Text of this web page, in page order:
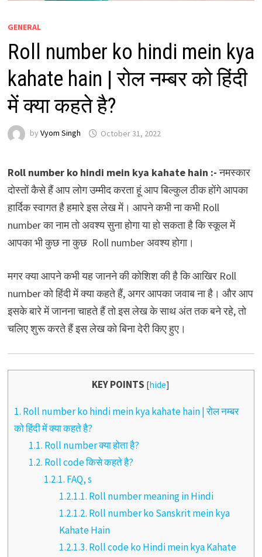
GENERAL
Roll number ko hindi mein kya
kahate hain | रोल नम्बर को हिंदी
में क्या कहते है?
by Vyom Singh October 31, 2022
Roll number ko hindi mein kya kahate hain :-नमस्कार
दोस्तों कैसे हैं आप लोग उम्मीद करता हूं आप बिल्कुल ठीक होंगे आपका
हार्दिक स्वागत है हमारे इस लेख में। आपने कभी ना कभी Roll
number का नाम तो अवश्य सुना होगा या हो सकता है कि स्कूल में
आपका भी कुछ ना कुछ Roll number अवश्य होगा।
मगर क्या आपने कभी यह जानने की कोशिश की है कि आखिर Roll
number को हिंदी में क्या कहते हैं, अगर आपका जवाब ना है। और आप
इसके बारे में जानना चाहते हैं तो इस लेख के साथ अंत तक बने रहे, तो
चलिए शुरू करते हैं इस लेख को बिना देरी किए हुए।
KEY POINTS [hide]
1. Roll number ko hindi mein kya kahate hain | रोल नम्बर
को हिंदी में क्या कहते है?
1.1. Roll number क्या होता है?
1.2. Roll code किसे कहते है?
1.2.1. FAQ, s
1.2.1.1. Roll number meaning in Hindi
1.2.1.2. Roll number ko Sanskrit mein kya
Kahate Hain
1.2.1.3. Roll code ko Hindi mein kya Kahate